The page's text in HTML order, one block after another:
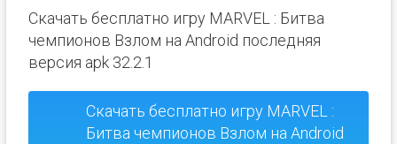
Скачать бесплатно игру MARVEL : Битва
чемпионов Взлом на Android последняя
версия apk 32.2.1
Скачать бесплатно игру MARVEL :
Битва чемпионов Взлом на Android